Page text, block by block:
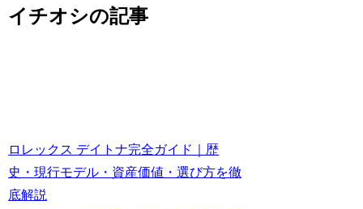
イチオシの記事
ロレックス デイトナ完全ガイド｜歴
史・現行モデル・資産価値・選び方を徹
底解説